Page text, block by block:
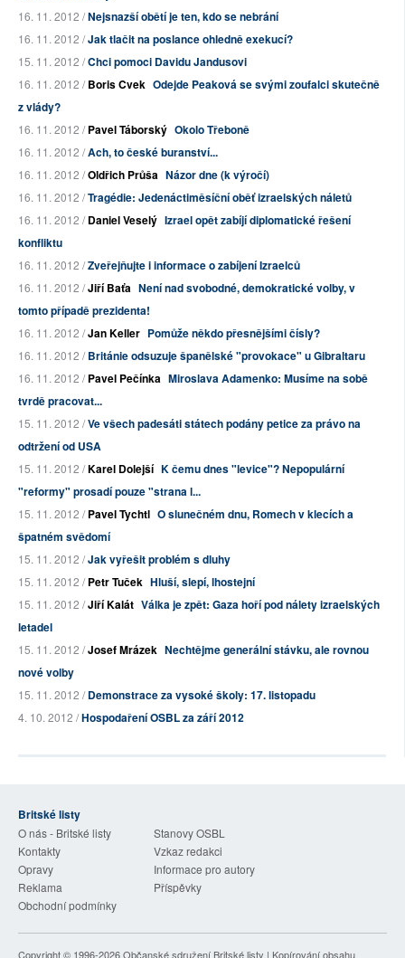
16. 11. 2012 /Nejsnazší obětí je ten, kdo se nebrání
16. 11. 2012 /Jak tlačit na poslance ohledně exekucí?
15. 11. 2012 /Chci pomoci Davidu Jandusovi
16. 11. 2012 /Boris Cvek Odejde Peaková se svými zoufalci skutečně
z vlády?
16. 11. 2012 /Pavel Táborský Okolo Třeboně
16. 11. 2012 /Ach, to české buranství...
16. 11. 2012 /Oldřich Průša Názor dne (k výročí)
16. 11. 2012 /Tragédie: Jedenáctiměsíční oběť izraelských náletů
16. 11. 2012 /Daniel Veselý Izrael opět zabíjí diplomatické řešení
konfliktu
16. 11. 2012 /Zveřejňujte i informace o zabíjení Izraelců
16. 11. 2012 /Jiří Baťa Není nad svobodné, demokratické volby, v
tomto případě prezidenta!
16. 11. 2012 /Jan Keller Pomůže někdo přesnějšími čísly?
16. 11. 2012 /Británie odsuzuje španělské "provokace" u Gibraltaru
16. 11. 2012 /Pavel Pečínka Miroslava Adamenko: Musíme na sobě
tvrdě pracovat...
15. 11. 2012 /Ve všech padesáti státech podány petice za právo na
odtržení od USA
15. 11. 2012 /Karel Dolejší K čemu dnes "levice"? Nepopulární
"reformy" prosadí pouze "strana l...
15. 11. 2012 /Pavel Tychtl O slunečném dnu, Romech v klecích a
špatném svědomí
15. 11. 2012 /Jak vyřešit problém s dluhy
15. 11. 2012 /Petr Tuček Hluší, slepí, lhostejní
15. 11. 2012 /Jiří Kalát Válka je zpět: Gaza hoří pod nálety izraelských
letadel
15. 11. 2012 /Josef Mrázek Nechtějme generální stávku, ale rovnou
nové volby
15. 11. 2012 /Demonstrace za vysoké školy: 17. listopadu
4. 10. 2012 /Hospodaření OSBL za září 2012
Britské listy
O nás - Britské listy
Stanovy OSBL
Kontakty
Vzkaz redakci
Opravy
Informace pro autory
Reklama
Příspěvky
Obchodní podmínky
Copyright © 1996-2026Občanské sdružení Britské listy | Kopírování obsahu